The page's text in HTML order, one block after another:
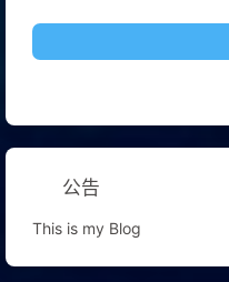
公告
This is my Blog